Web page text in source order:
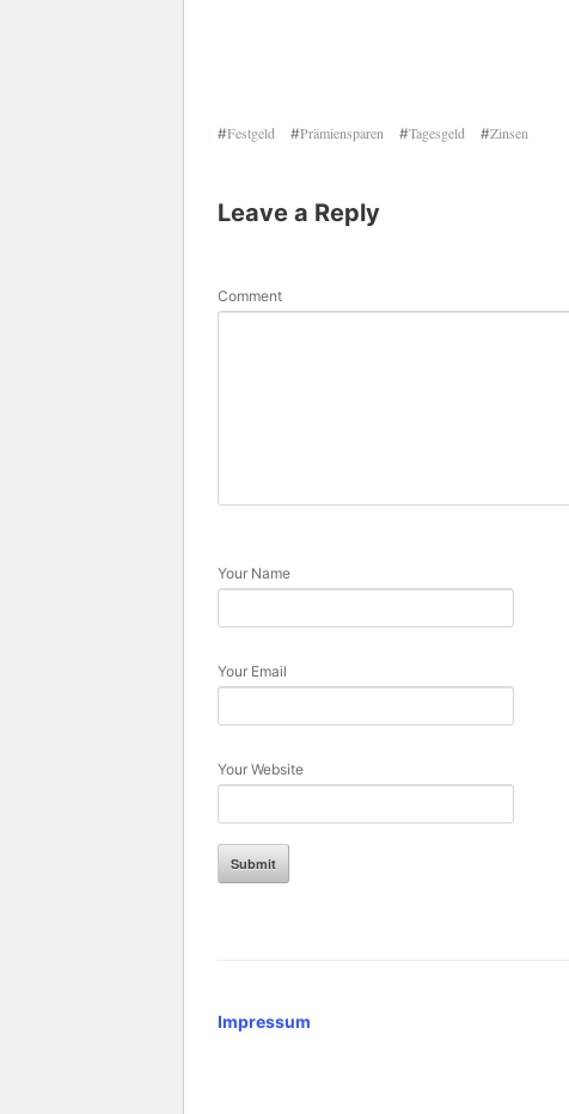
#Festgeld #Prämiensparen #Tagesgeld #Zinsen
Leave a Reply
Comment
Your Name
Your Email
Your Website
Impressum